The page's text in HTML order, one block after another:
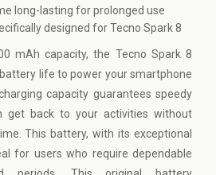
long-lasting for prolonged use
designed for Tecno Spark 8
mAh capacity, the Tecno Spark 8
life to power your smartphone
capacity guarantees speedy
get back to your activities without
This battery, with its exceptional
for users who require dependable